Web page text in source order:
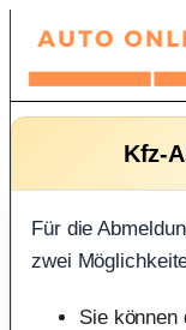
Zum
springen
Kfz-
Für die
zwei
Sie können